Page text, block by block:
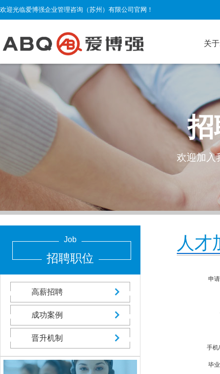
欢迎光临爱博强企业管理咨询（苏州）有限公司官网！
关
欢迎加入
Job
招聘职位
高薪招聘
成功案例
晋升机制
人才
申
手机
毕